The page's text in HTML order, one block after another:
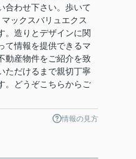
合わせ下さい。歩いて
ックスバリュエクス
。造りとデザインに関
て情報を提供できるマ
動産物件をご紹介を致
ただけるまで親切丁寧
。どうぞこちらからご
情報の見方